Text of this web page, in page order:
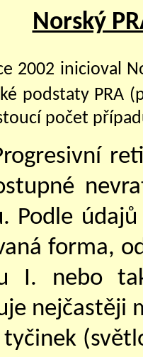
Norský
2002 inicioval
podstaty PRA
počet
Podle
forma,
I. nebo
nejčastěji